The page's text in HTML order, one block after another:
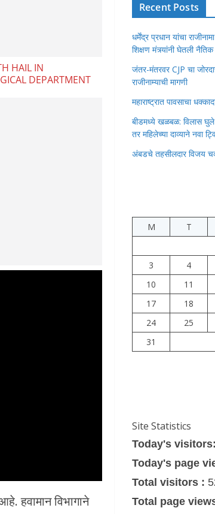
HAIL IN
DEPARTMENT
हवामान विभागाने
Recent Posts
धर्मेंद्र प्रधान यांचा
शिक्षण मंत्र्यांनी घेतली
जंतर-मंतरवर CJP चा
राजीनाम्याची मागणी
महाराष्ट्रात पावसाचा
बीडमध्ये खळबळ: विलास घुले
तर महिलेच्या दाव्याने नवा
अंबडचे तहसीलदार विजय
M
T
3
4
10
11
17
18
24
25
31
Site Statistics
Today's visitors:
Today's page
Total visitors :
Total page